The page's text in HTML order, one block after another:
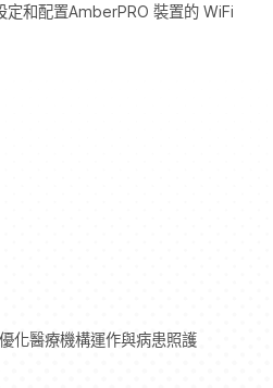
和配置AmberPRO 裝置的 WiFi
化醫療機構運作與病患照護